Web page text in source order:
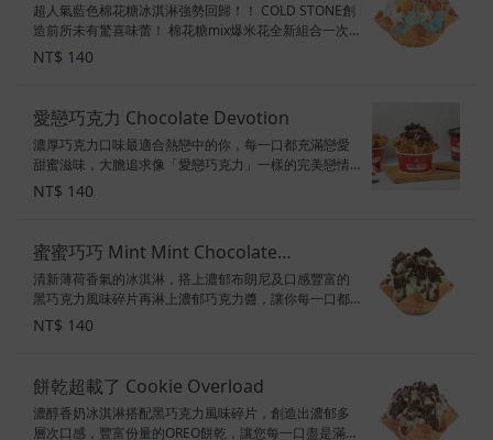
超人氣藍色棉花糖冰淇淋強勢回歸！！ COLD STONE創
造前所未有驚喜味蕾！ 棉花糖mix爆米花全新組合一次
擁有！ 遊樂園暢玩概念出發， 讓冰淇淋不僅在風味方面
升級， 口感、視覺都有多層次的體驗！ 口味：棉花糖冰
甜度：3.5顆星 素食標示：奶素
NT$ 140
愛戀巧克力 Chocolate Devotion
濃厚巧克力口味最適合熱戀中的你，每一口都充滿戀愛
甜蜜滋味，大膽追求像「愛戀巧克力」一樣的完美戀情
吧！ 口味：巧克力冰淇淋 配料：布朗尼、巧克力醬、黑
巧克力風味碎片 甜度：5顆星 素食標示：奶蛋素
NT$ 140
蜜蜜巧巧 Mint Mint Chocolate
Chocolate Chip
清新薄荷香氣的冰淇淋，搭上濃郁布朗尼及口感豐富的
黑巧克力風味碎片再淋上濃郁巧克力醬，讓你每一口都
是甜甜蜜蜜! 配料：巧克力醬、布朗尼、黑巧克力風味碎
片 甜度：3顆半星 素食標示：葷食
NT$ 140
餅乾超載了 Cookie Overload
濃醇香奶冰淇淋搭配黑巧克力風味碎片，創造出濃郁多
層次口感，豐富份量的OREO餅乾，讓您每一口盡是滿足